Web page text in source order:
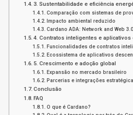
3. Sustentabilidade e eficiência
Comparação com sistemas de
Impacto ambiental reduzido
Cardano ADA: Network and Web 3.0
4. Contratos inteligentes e
Funcionalidades de contratos
Ecossistema de aplicativos
5. Crescimento e adoção global
Expansão no mercado brasileiro
Parcerias e integrações
Conclusão
FAQ
O que é Cardano?